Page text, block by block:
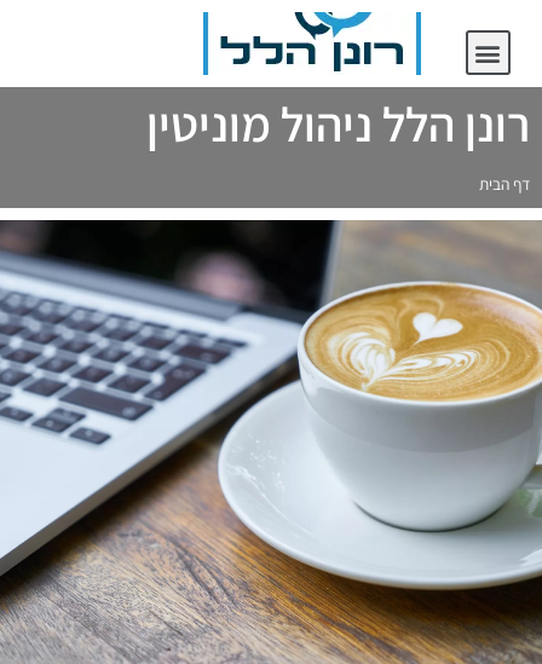
רונן הלל ניהול מוניטין
דף הבית